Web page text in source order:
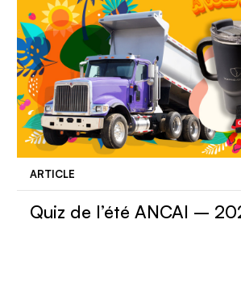
ARTICLE
Quiz de l’été ANCAI –